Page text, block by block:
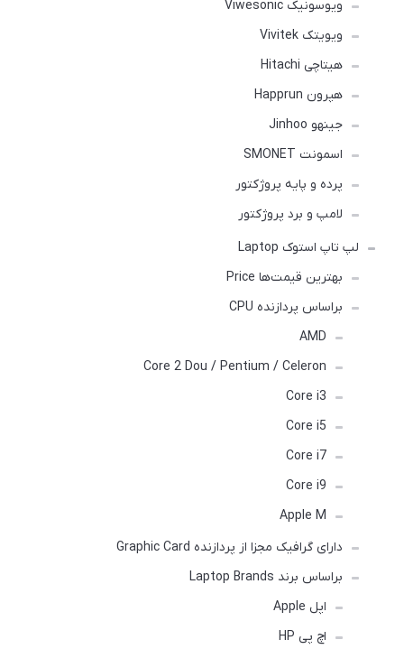
ویوسونیک Viwesonic
ویویتک Vivitek
هیتاچی Hitachi
هپرون Happrun
جینهو Jinhoo
اسمونت SMONET
پرده و پایه پروژکتور
لامپ و برد پروژکتور
لپ تاپ استوک Laptop
بهترین قیمت‌ها Price
براساس پردازنده CPU
AMD
Core 2 Dou / Pentium / Celeron
Core i3
Core i5
Core i7
Core i9
Apple M
دارای گرافیک مجزا از پردازنده Graphic Card
براساس برند Laptop Brands
اپل Apple
اچ پی HP